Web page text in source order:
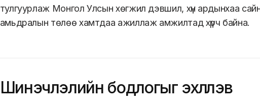
тулгуурлаж Монгол Улсын хөгжил дэвшил, хүн ардынхаа
амьдралын төлөө хамтдаа ажиллаж амжилтад хүрч байна.
Шинэчлэлийн бодлогыг эхлүүлэв